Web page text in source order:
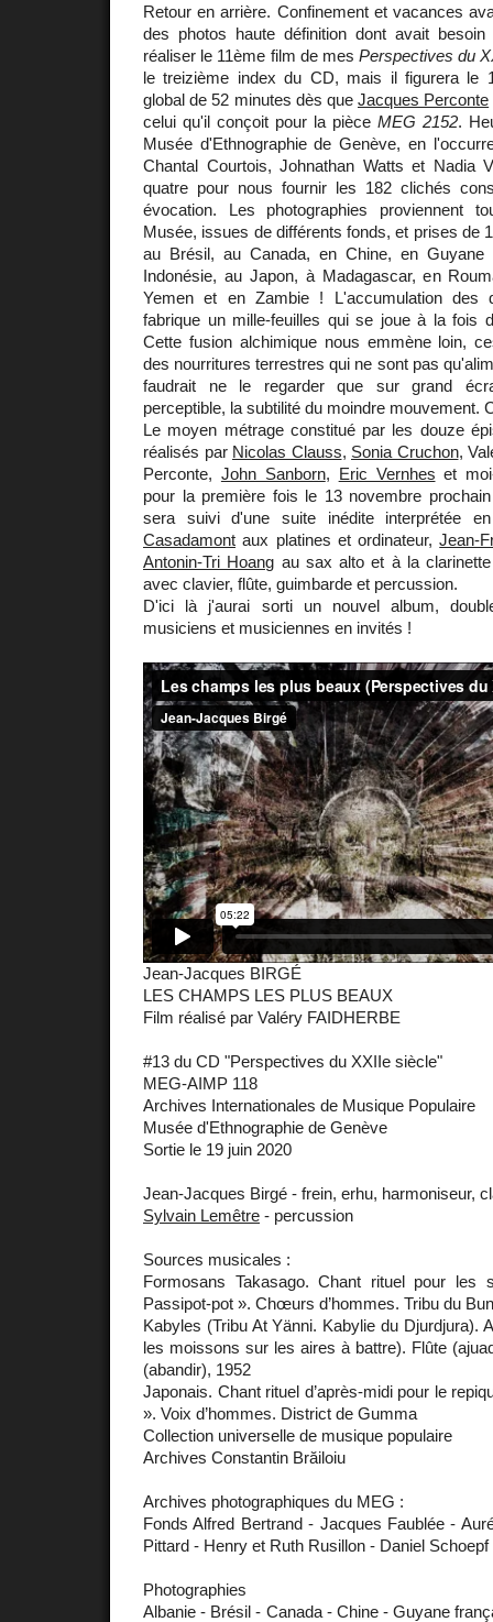
Retour en arrière. Confinement et vacances
des photos haute définition dont avait besoin
réaliser le 11ème film de mes Perspectives du
le treizième index du CD, mais il figurera le
global de 52 minutes dès que Jacques Perconte
celui qu'il conçoit pour la pièce MEG 2152.
Musée d'Ethnographie de Genève, en
Chantal Courtois, Johnathan Watts et Nadia
quatre pour nous fournir les 182 clichés
évocation. Les photographies proviennent
Musée, issues de différents fonds, et prises de
au Brésil, au Canada, en Chine, en Guyane
Indonésie, au Japon, à Madagascar, en
Yemen et en Zambie ! L'accumulation des
fabrique un mille-feuilles qui se joue à la fois
Cette fusion alchimique nous emmène loin,
des nourritures terrestres qui ne sont pas
faudrait ne le regarder que sur grand
perceptible, la subtilité du moindre mouvement.
Le moyen métrage constitué par les douze
réalisés par Nicolas Clauss, Sonia Cruchon,
Perconte, John Sanborn, Eric Vernhes et
pour la première fois le 13 novembre
sera suivi d'une suite inédite interprétée
Casadamont aux platines et ordinateur,Jean-
Antonin-Tri Hoang au sax alto et à la
avec clavier, flûte, guimbarde et percussion.
D'ici là j'aurai sorti un nouvel album,
musiciens et musiciennes en invités !
Jean-Jacques BIRGÉ
LES CHAMPS LES PLUS BEAUX
Film réalisé par Valéry FAIDHERBE
#13 du CD "Perspectives du XXIIe siècle"
MEG-AIMP 118
Archives Internationales de Musique Populaire
Musée d'Ethnographie de Genève
Sortie le 19 juin 2020
Jean-Jacques Birgé - frein, erhu, harmoniseur,
Sylvain Lemêtre - percussion
Sources musicales :
Formosans Takasago. Chant rituel pour les
Passipot-pot ». Chœurs d’hommes. Tribu du
Kabyles (Tribu At Yänni. Kabylie du Djurdjura).
les moissons sur les aires à battre). Flûte
(abandir), 1952
Japonais. Chant rituel d’après-midi pour le
». Voix d’hommes. District de Gumma
Collection universelle de musique populaire
Archives Constantin Brăiloiu
Archives photographiques du MEG :
Fonds Alfred Bertrand - Jacques Faublée -
Pittard - Henry et Ruth Rusillon - Daniel Schoepf
Photographies
Albanie - Brésil - Canada - Chine - Guyane